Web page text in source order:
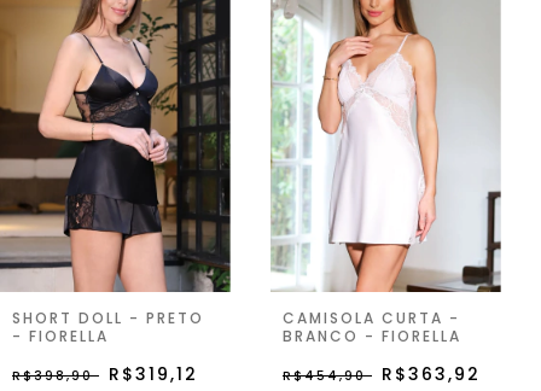
SHORT DOLL - PRETO
- FIORELLA
R$398,90 R$319,12
CAMISOLA CURTA -
BRANCO - FIORELLA
R$454,90 R$363,92